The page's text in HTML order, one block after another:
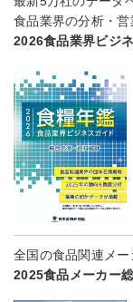
食品業界の分析・
2026食品業界ビジ
全国の食品関連メ
2025食品メーカー